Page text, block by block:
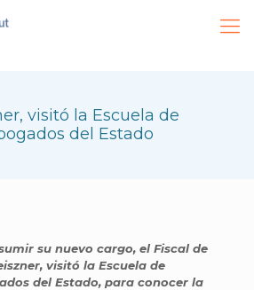
visitó la Escuela de
del Estado
su nuevo cargo, el Fiscal de
visitó la Escuela de
del Estado, para conocer la